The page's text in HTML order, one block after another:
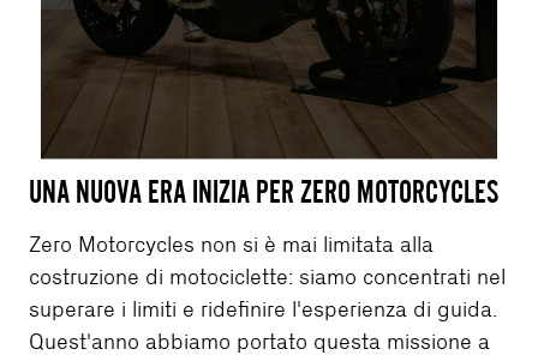
UNA NUOVA ERA INIZIA PER ZERO MOTORCYCLES
Zero Motorcycles non si è mai limitata alla
costruzione di motociclette: siamo concentrati nel
superare i limiti e ridefinire l'esperienza di guida.
Quest'anno abbiamo portato questa missione a